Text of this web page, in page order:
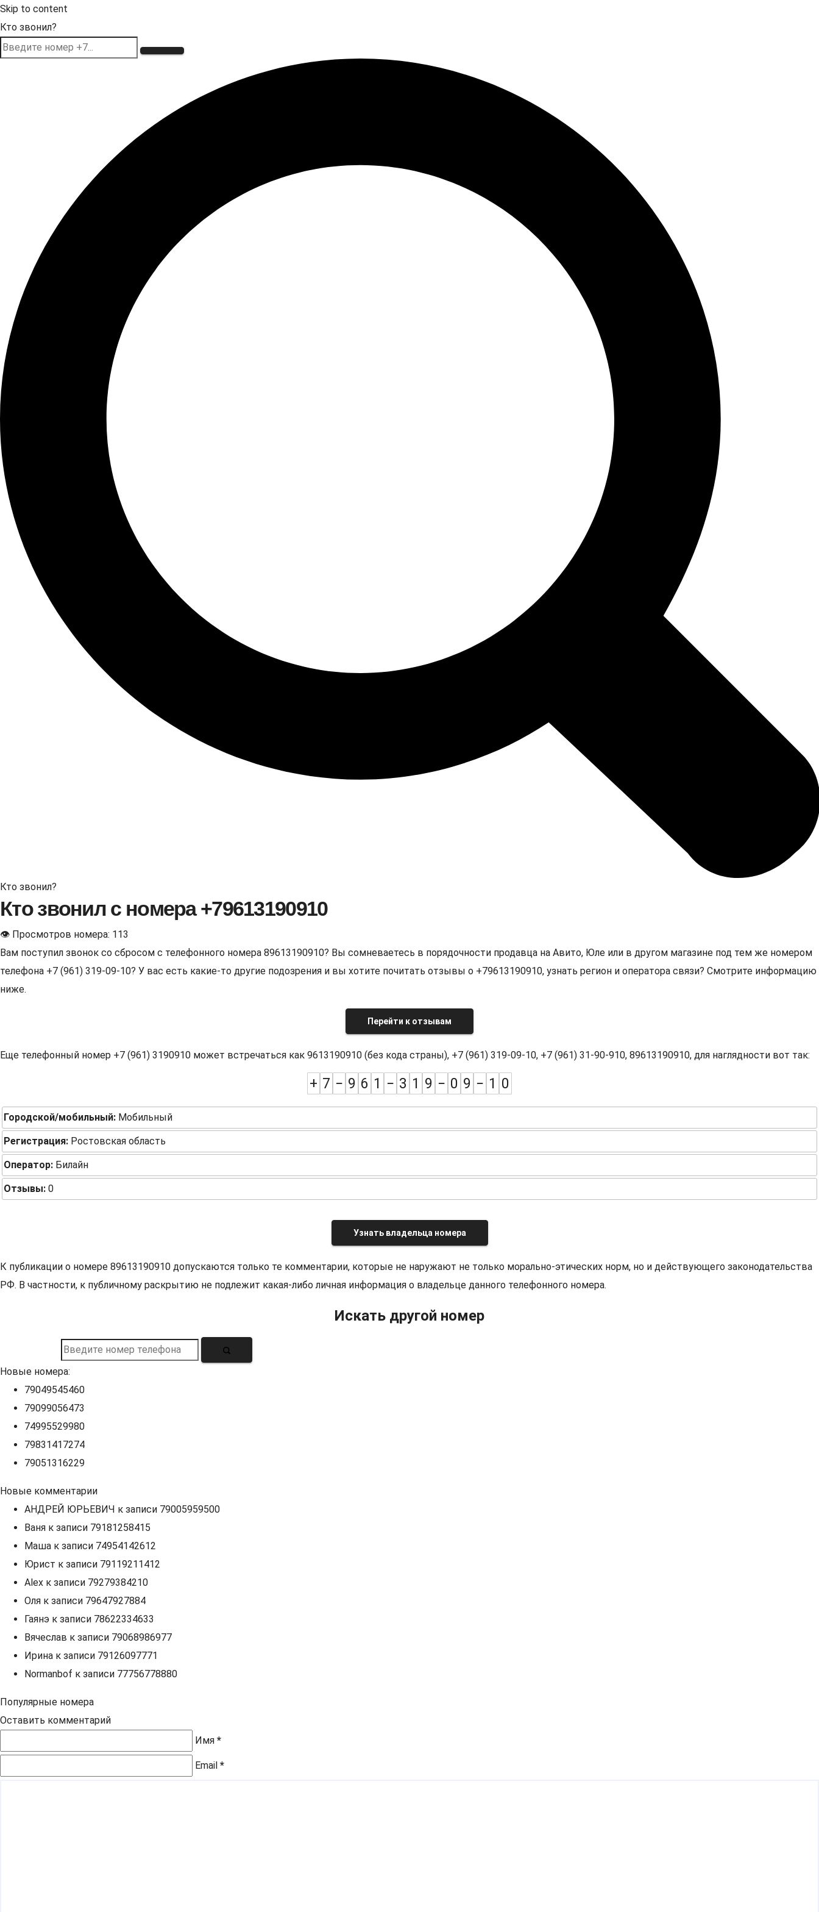
Skip to content
Кто звонил?
Кто звонил?
Кто звонил с номера +79613190910
👁 Просмотров номера: 113
Вам поступил звонок со сбросом с телефонного номера 89613190910? Вы сомневаетесь в порядочности продавца на Авито, Юле или в другом магазине под тем же номером
телефона +7 (961) 319-09-10? У вас есть какие-то другие подозрения и вы хотите почитать отзывы о +79613190910, узнать регион и оператора связи? Смотрите информацию
ниже.
Перейти к отзывам
Еще телефонный номер +7 (961) 3190910 может встречаться как 9613190910 (без кода страны), +7 (961) 319-09-10, +7 (961) 31-90-910, 89613190910, для наглядности вот так:
+ 7 − 9 6 1 − 3 1 9 − 0 9 − 1 0
Городской/мобильный: Мобильный
Регистрация: Ростовская область
Оператор: Билайн
Отзывы: 0
Узнать владельца номера
К публикации о номере 89613190910 допускаются только те комментарии, которые не наружают не только морально-этических норм, но и действующего законодательства
РФ. В частности, к публичному раскрытию не подлежит какая-либо личная информация о владельце данного телефонного номера.
Искать другой номер
Новые номера:
79049545460
79099056473
74995529980
79831417274
79051316229
Новые комментарии
АНДРЕЙ ЮРЬЕВИЧ к записи 79005959500
Ваня к записи 79181258415
Маша к записи 74954142612
Юрист к записи 79119211412
Alex к записи 79279384210
Оля к записи 79647927884
Гаянэ к записи 78622334633
Вячеслав к записи 79068986977
Ирина к записи 79126097771
Normanbof к записи 77756778880
Популярные номера
Оставить комментарий
Имя *
Email *